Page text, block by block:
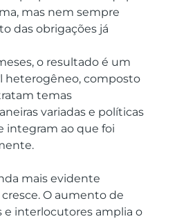
mas nem sempre
das obrigações já
o resultado é um
heterogêneo, composto
temas
variadas e políticas
integram ao que foi
mais evidente
O aumento de
e interlocutores amplia o